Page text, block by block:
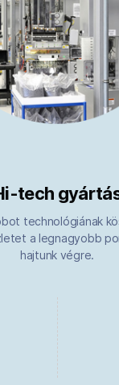
tech
technológiának
a legnagyobb
hajtunk végre.